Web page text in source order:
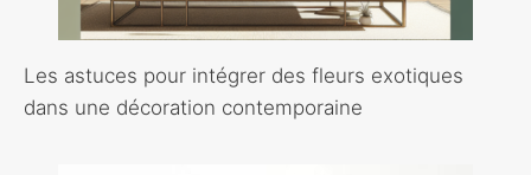
Les astuces pour intégrer des fleurs exotiques
dans une décoration contemporaine